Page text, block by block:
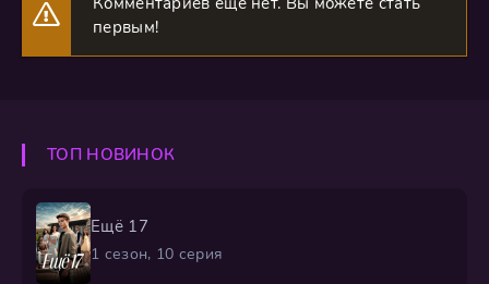
первым!
ТОП НОВИНОК
Ещё 17
1 сезон, 10 серия